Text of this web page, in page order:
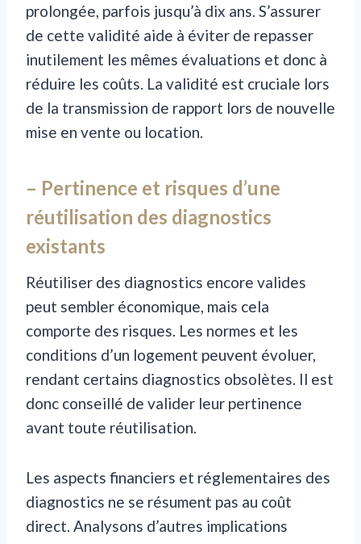
prolongée, parfois jusqu’à dix ans. S’assurer
de cette validité aide à éviter de repasser
inutilement les mêmes évaluations et donc à
réduire les coûts. La validité est cruciale lors
de la transmission de rapport lors de nouvelle
mise en vente ou location.
– Pertinence et risques d’une
réutilisation des diagnostics
existants
Réutiliser des diagnostics encore valides
peut sembler économique, mais cela
comporte des risques. Les normes et les
conditions d’un logement peuvent évoluer,
rendant certains diagnostics obsolètes. Il est
donc conseillé de valider leur pertinence
avant toute réutilisation.
Les aspects financiers et réglementaires des
diagnostics ne se résument pas au coût
direct. Analysons d’autres implications